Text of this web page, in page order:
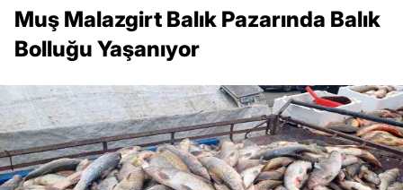
Muş Malazgirt Balık Pazarında Balık
Bolluğu Yaşanıyor